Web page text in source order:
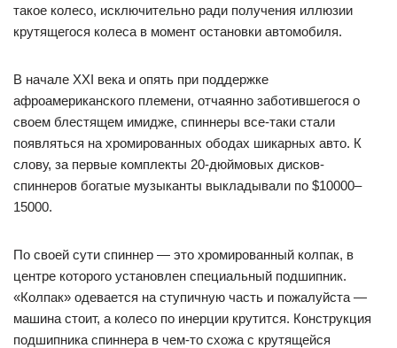
такое колесо, исключительно ради получения иллюзии
крутящегося колеса в момент остановки автомобиля.
В начале ХХI века и опять при поддержке
афроамериканского племени, отчаянно заботившегося о
своем блестящем имидже, спиннеры все-таки стали
появляться на хромированных ободах шикарных авто. К
слову, за первые комплекты 20-дюймовых дисков-
спиннеров богатые музыканты выкладывали по $10000–
15000.
По своей сути спиннер — это хромированный колпак, в
центре которого установлен специальный подшипник.
«Колпак» одевается на ступичную часть и пожалуйста —
машина стоит, а колесо по инерции крутится. Конструкция
подшипника спиннера в чем-то схожа с крутящейся